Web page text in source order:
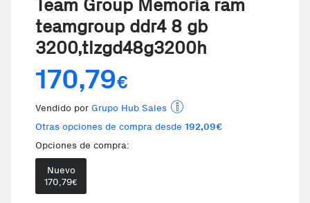
Team Group Memoria ram
teamgroup ddr4 8 gb
3200,tlzgd48g3200h
170,79€
Vendido por Grupo Hub Sales
Otras opciones de compra desde 192,09€
Opciones de compra:
Nuevo
170,79€